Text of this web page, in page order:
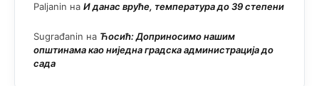
Paljanin на И данас вруће, температура до 39 степени
Sugrađanin на Ћосић: Доприносимо нашим
општинама као ниједна градска администрација до
сада